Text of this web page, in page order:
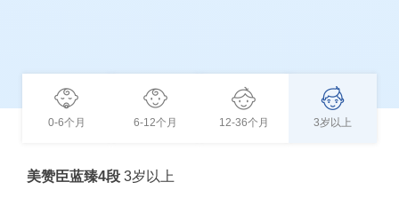
0-6个月 6-12个月 12-36个月 3岁以上
美赞臣蓝臻4段 3岁以上